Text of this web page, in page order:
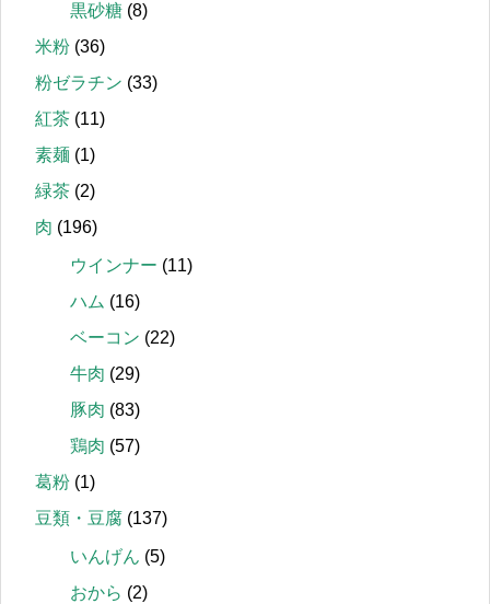
黒砂糖 (8)
米粉 (36)
粉ゼラチン (33)
紅茶 (11)
素麺 (1)
緑茶 (2)
肉 (196)
ウインナー (11)
ハム (16)
ベーコン (22)
牛肉 (29)
豚肉 (83)
鶏肉 (57)
葛粉 (1)
豆類・豆腐 (137)
いんげん (5)
おから (2)